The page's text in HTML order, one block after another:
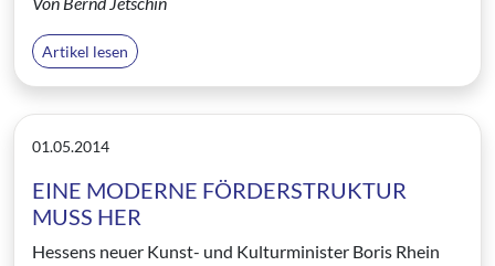
Artikel lesen
01.05.2014
EINE MODERNE FÖRDERSTRUKTUR
MUSS HER
Hessens neuer Kunst- und Kulturminister Boris Rhein